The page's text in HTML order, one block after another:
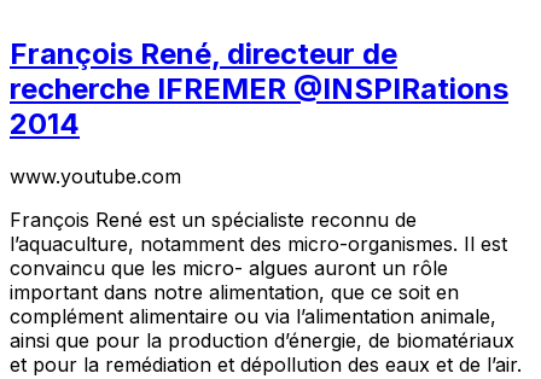
François René, directeur de
recherche IFREMER @INSPIRations
2014
www.youtube.com
François René est un spécialiste reconnu de
l’aquaculture, notamment des micro-organismes. Il est
convaincu que les micro- algues auront un rôle
important dans notre alimentation, que ce soit en
complément alimentaire ou via l’alimentation animale,
ainsi que pour la production d’énergie, de biomatériaux
et pour la remédiation et dépollution des eaux et de l’air.